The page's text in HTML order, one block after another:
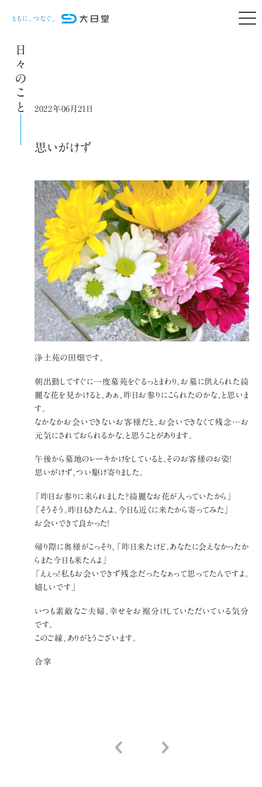
日々のこと 2022年06月21日
思いがけず
浄土苑の田畑です。
朝出勤してすぐに一度墓苑をぐるっとまわり、お墓に供えられた綺
麗な花を見かけると、あぁ、昨日お参りにこられたのかな、と思いま
す。
なかなかお会いできないお客様だと、お会いできなくて残念…お
元気にされておられるかな、と思うことがあります。
午後から墓地のレーキかけをしていると、そのお客様のお姿！
思いがけず、つい駆け寄りました。
「昨日お参りに来られました？綺麗なお花が入っていたから」
「そうそう。昨日もきたんよ。今日も近くに来たから寄ってみた」
お会いできて良かった！
帰り際に奥様がこっそり、「昨日来たけど、あなたに会えなかったか
らまた今日も来たんよ」
「えぇっ！私もお会いできず残念だったなぁって思ってたんですよ。
嬉しいです」
いつも素敵なご夫婦、幸せをお裾分けしていただいている気分
です。
このご縁、ありがとうございます。
合掌